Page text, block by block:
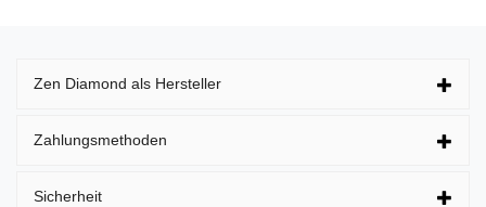
Zen Diamond als Hersteller
Zahlungsmethoden
Sicherheit